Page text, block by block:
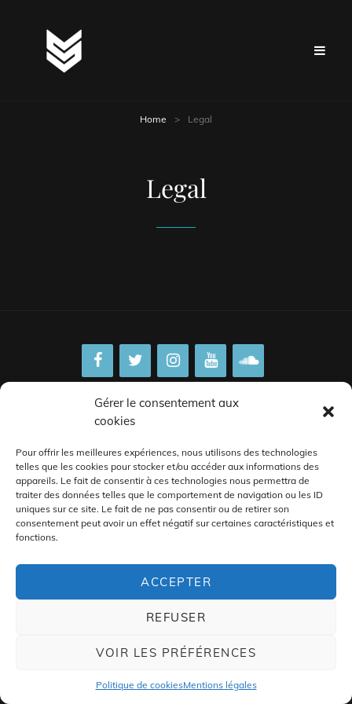
Gérer le consentement aux
cookies
Pour offrir les meilleures expériences, nous utilisons des technologies
telles que les cookies pour stocker et/ou accéder aux informations des
appareils. Le fait de consentir à ces technologies nous permettra de
traiter des données telles que le comportement de navigation ou les ID
uniques sur ce site. Le fait de ne pas consentir ou de retirer son
consentement peut avoir un effet négatif sur certaines caractéristiques et
fonctions.
ACCEPTER
REFUSER
VOIR LES PRÉFÉRENCES
Politique de cookiesMentions légales
Home > Legal
Legal
ROCK BAND BYCATCH THEMES